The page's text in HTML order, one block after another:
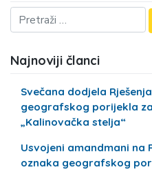
Najnoviji članci
Svečana dodjela
geografskog porijekla
„Kalinovačka stelja“
Usvojeni amandmani na
oznaka geografskog